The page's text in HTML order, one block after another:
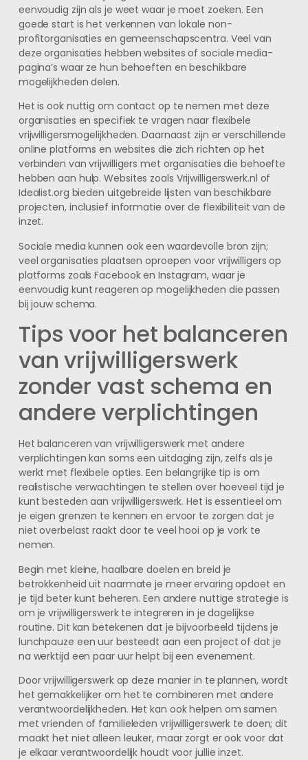
eenvoudig zijn als je weet waar je moet zoeken. Een
goede start is het verkennen van lokale non-
profitorganisaties en gemeenschapscentra. Veel van
deze organisaties hebben websites of sociale media-
pagina’s waar ze hun behoeften en beschikbare
mogelijkheden delen.
Het is ook nuttig om contact op te nemen met deze
organisaties en specifiek te vragen naar flexibele
vrijwilligersmogelijkheden. Daarnaast zijn er verschillende
online platforms en websites die zich richten op het
verbinden van vrijwilligers met organisaties die behoefte
hebben aan hulp. Websites zoals Vrijwilligerswerk.nl of
Idealist.org bieden uitgebreide lijsten van beschikbare
projecten, inclusief informatie over de flexibiliteit van de
inzet.
Sociale media kunnen ook een waardevolle bron zijn;
veel organisaties plaatsen oproepen voor vrijwilligers op
platforms zoals Facebook en Instagram, waar je
eenvoudig kunt reageren op mogelijkheden die passen
bij jouw schema.
Tips voor het balanceren
van vrijwilligerswerk
zonder vast schema en
andere verplichtingen
Het balanceren van vrijwilligerswerk met andere
verplichtingen kan soms een uitdaging zijn, zelfs als je
werkt met flexibele opties. Een belangrijke tip is om
realistische verwachtingen te stellen over hoeveel tijd je
kunt besteden aan vrijwilligerswerk. Het is essentieel om
je eigen grenzen te kennen en ervoor te zorgen dat je
niet overbelast raakt door te veel hooi op je vork te
nemen.
Begin met kleine, haalbare doelen en breid je
betrokkenheid uit naarmate je meer ervaring opdoet en
je tijd beter kunt beheren. Een andere nuttige strategie is
om je vrijwilligerswerk te integreren in je dagelijkse
routine. Dit kan betekenen dat je bijvoorbeeld tijdens je
lunchpauze een uur besteedt aan een project of dat je
na werktijd een paar uur helpt bij een evenement.
Door vrijwilligerswerk op deze manier in te plannen, wordt
het gemakkelijker om het te combineren met andere
verantwoordelijkheden. Het kan ook helpen om samen
met vrienden of familieleden vrijwilligerswerk te doen; dit
maakt het niet alleen leuker, maar zorgt er ook voor dat
je elkaar verantwoordelijk houdt voor jullie inzet.